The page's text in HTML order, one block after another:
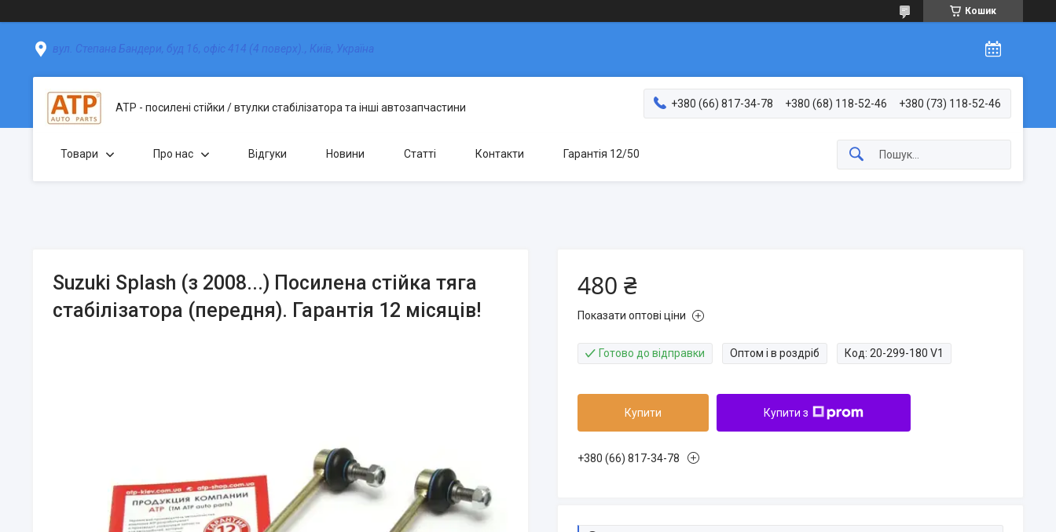
Кошик
вул. Степана Бандери, буд 16, офіс 414 (4 поверх)., Київ, Україна
АТР - посилені стійки / втулки стабілізатора та інші автозапчастини +380 (66) 817-34-78 +380 (68) 118-52-46 +380 (73) 118-52-46
Товари Про нас Відгуки Новини Статті Контакти Гарантія 12/50
Suzuki Splash (з 2008...) Посилена стійка тяга
стабілізатора (передня). Гарантія 12 місяців!
480 ₴
Показати оптові ціни
Готово до відправки Оптом і в роздріб Код: 20-299-180 V1
Купити Купити з
+380 (66) 817-34-78